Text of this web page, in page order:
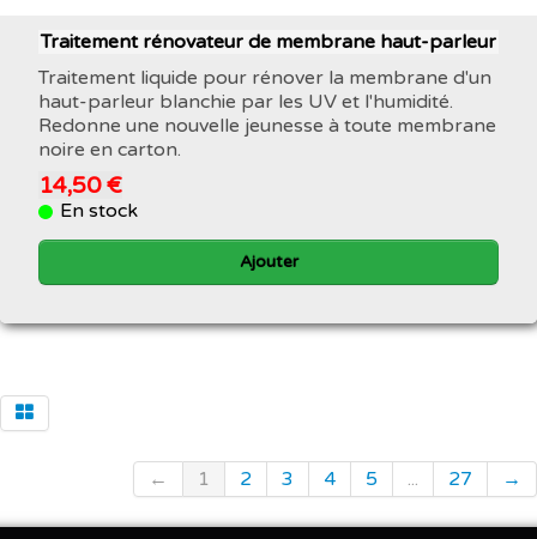
Traitement rénovateur de membrane haut-parleur
Traitement liquide pour rénover la membrane d'un
haut-parleur blanchie par les UV et l'humidité.
Redonne une nouvelle jeunesse à toute membrane
noire en carton.
14,50 €
En stock
Ajouter
← 1 2 3 4 5 ... 27 →